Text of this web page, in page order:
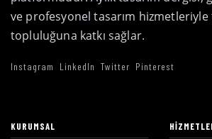
ve profesyonel tasarım hizmetleriyle
topluluğuna katkı sağlar.
Instagram LinkedIn Twitter Pinterest
KURUMSAL